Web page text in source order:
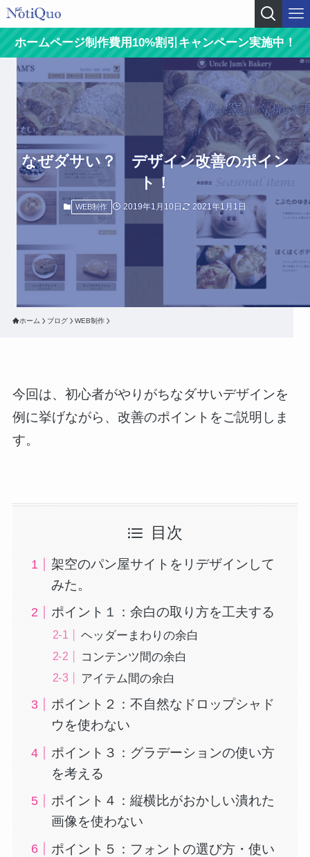
ホームページ制作費用10%割引キャンペーン実施中！
なぜダサい？ デザイン改善のポイン
ト！
WEB制作 2019年1月10日 2021年1月1日
ホーム ブログ WEB制作
今回は、初心者がやりがちなダサいデザインを
例に挙げながら、改善のポイントをご説明しま
す。
目次
架空のパン屋サイトをリデザインして
みた。
ポイント１：余白の取り方を工夫する
ヘッダーまわりの余白
コンテンツ間の余白
アイテム間の余白
ポイント２：不自然なドロップシャド
ウを使わない
ポイント３：グラデーションの使い方
を考える
ポイント４：縦横比がおかしい潰れた
画像を使わない
ポイント５：フォントの選び方・使い